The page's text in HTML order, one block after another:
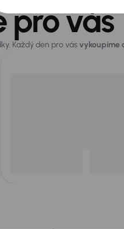
pro vás
Každý den pro vásvykoupíme